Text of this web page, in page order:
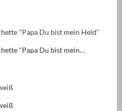
"Papa Du bist mein